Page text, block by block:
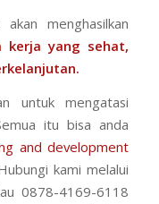
menghasilkan
kerja yang sehat,
untuk mengatasi
itu bisa anda
and development
kami melalui
0878-4169-6118